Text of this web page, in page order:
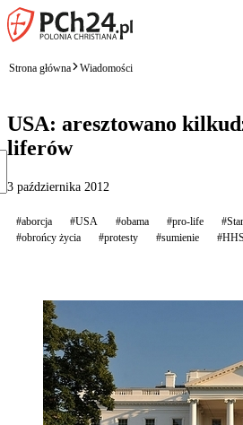
Strona główna Wiadomości
USA: aresztowano
liferów
3 października 2012
#aborcja #USA #obama #pro-life
#obrońcy życia
#protesty #sumienie #HHS